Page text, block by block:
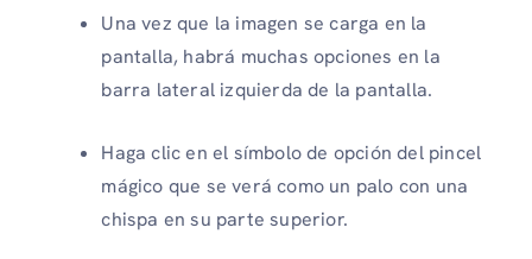
Una vez que la imagen se carga en la
pantalla, habrá muchas opciones en la
barra lateral izquierda de la pantalla.
Haga clic en el símbolo de opción del pincel
mágico que se verá como un palo con una
chispa en su parte superior.